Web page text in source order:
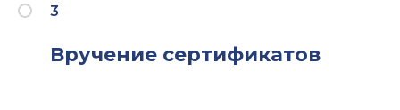
3
Вручение сертификатов